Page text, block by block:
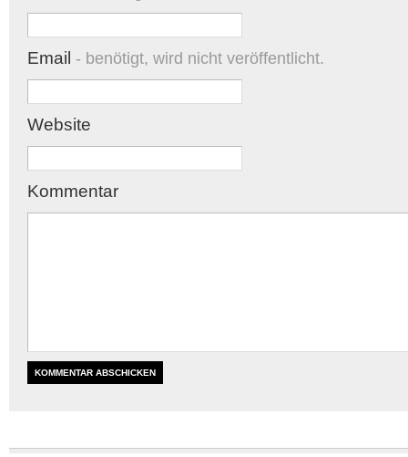
Email - benötigt, wird nicht veröffentlicht.
Website
Kommentar